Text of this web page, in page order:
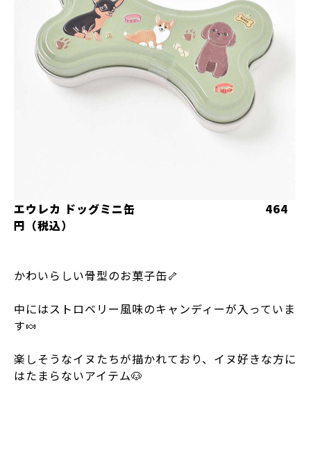
エウレカ ドッグミニ缶 464
円（税込）
かわいらしい骨型のお菓子缶🦴
中にはストロベリー風味のキャンディーが入っていま
す🍬
楽しそうなイヌたちが描かれており、イヌ好きな方に
はたまらないアイテム🐶